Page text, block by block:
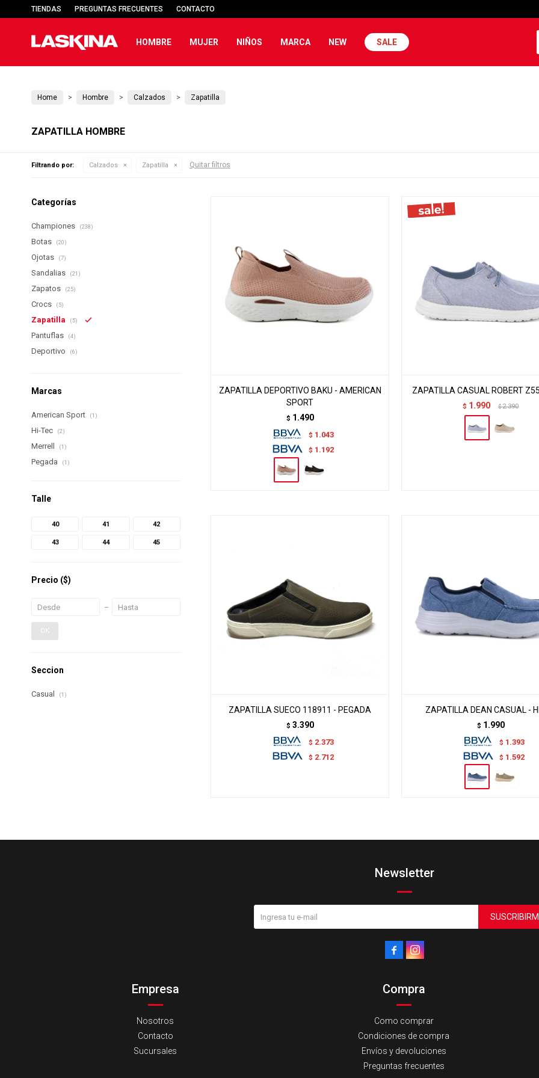
HOMBRE MUJER NIÑOS MARCA NEW SALE
TIENDAS PREGUNTAS FRECUENTES CONTACTO
Home Hombre Calzados Zapatilla
ZAPATILLA HOMBRE
Filtrando por: Calzados Zapatilla Quitar filtros
ZAPATILLA DEPORTIVO BAKU - AMERICAN
SPORT
$ 1.490
$ 1.043
$ 1.192
ZAPATILLA CASUAL ROBERT
$ 1.990 $ 2.390
ZAPATILLA SUECO 118911 - PEGADA
$ 3.390
$ 2.373
$ 2.712
ZAPATILLA DEAN CASUAL -
$ 1.990
$ 1.393
$ 1.592
Categorías
Championes (238)
Botas (20)
Ojotas (7)
Sandalias (21)
Zapatos (25)
Crocs (5)
Zapatilla (5)
Pantuflas (4)
Deportivo (6)
Marcas
American Sport (1)
Hi-Tec (2)
Merrell (1)
Pegada (1)
Talle
40 41 42
43 44 45
Precio ($)
OK
Seccion
Casual (1)
Empresa
Nosotros
Contacto
Sucursales
Compra
Como comprar
Condiciones de compra
Envíos y devoluciones
Preguntas frecuentes
Newsletter
 